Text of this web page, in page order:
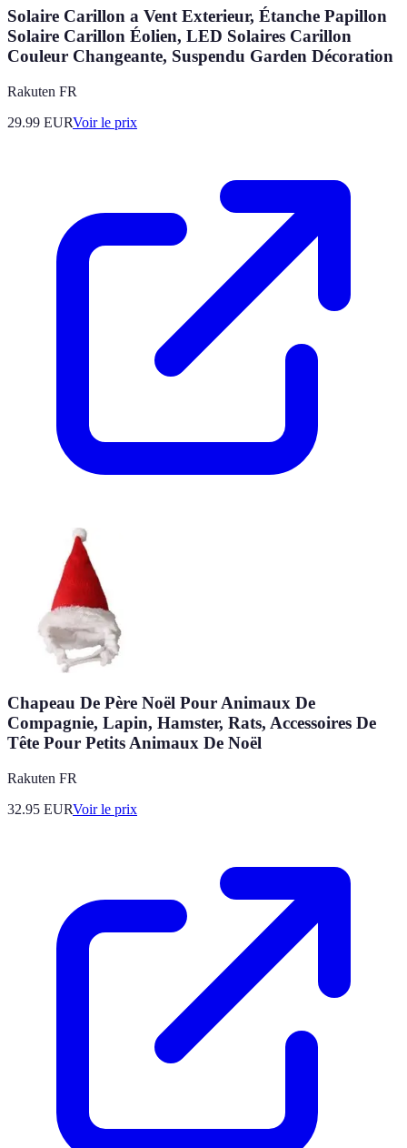
Solaire Carillon a Vent Exterieur, Étanche Papillon
Solaire Carillon Éolien, LED Solaires Carillon
Couleur Changeante, Suspendu Garden Décoration
Rakuten FR
29.99 EURVoir le prix
Chapeau De Père Noël Pour Animaux De
Compagnie, Lapin, Hamster, Rats, Accessoires De
Tête Pour Petits Animaux De Noël
Rakuten FR
32.95 EURVoir le prix